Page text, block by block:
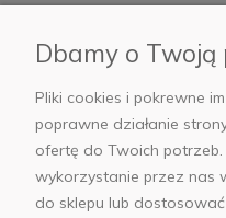
AB Foto
Dbamy o
Pliki cookies i pokrewne
poprawne działanie
ofertę do Twoich
wykorzystanie przez nas
do sklepu lub